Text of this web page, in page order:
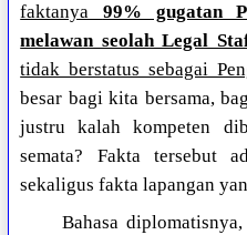
faktanya 99% gugatan
melawan seolah Legal
tidak berstatus sebagai
besar bagi kita bersama,
justru kalah kompeten
semata? Fakta tersebut
sekaligus fakta lapangan
Bahasa